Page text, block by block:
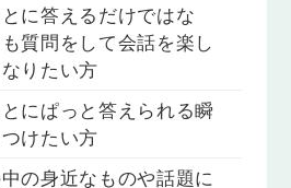
をテーマに語彙・フレーズを
を使って講師と会話の練習を
に答えるだけではな
質問をして会話を楽し
りたい方
にぱっと答えられる瞬
けたい方
の身近なものや話題に